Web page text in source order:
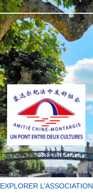
EXPLORER L’ASSOCIATION